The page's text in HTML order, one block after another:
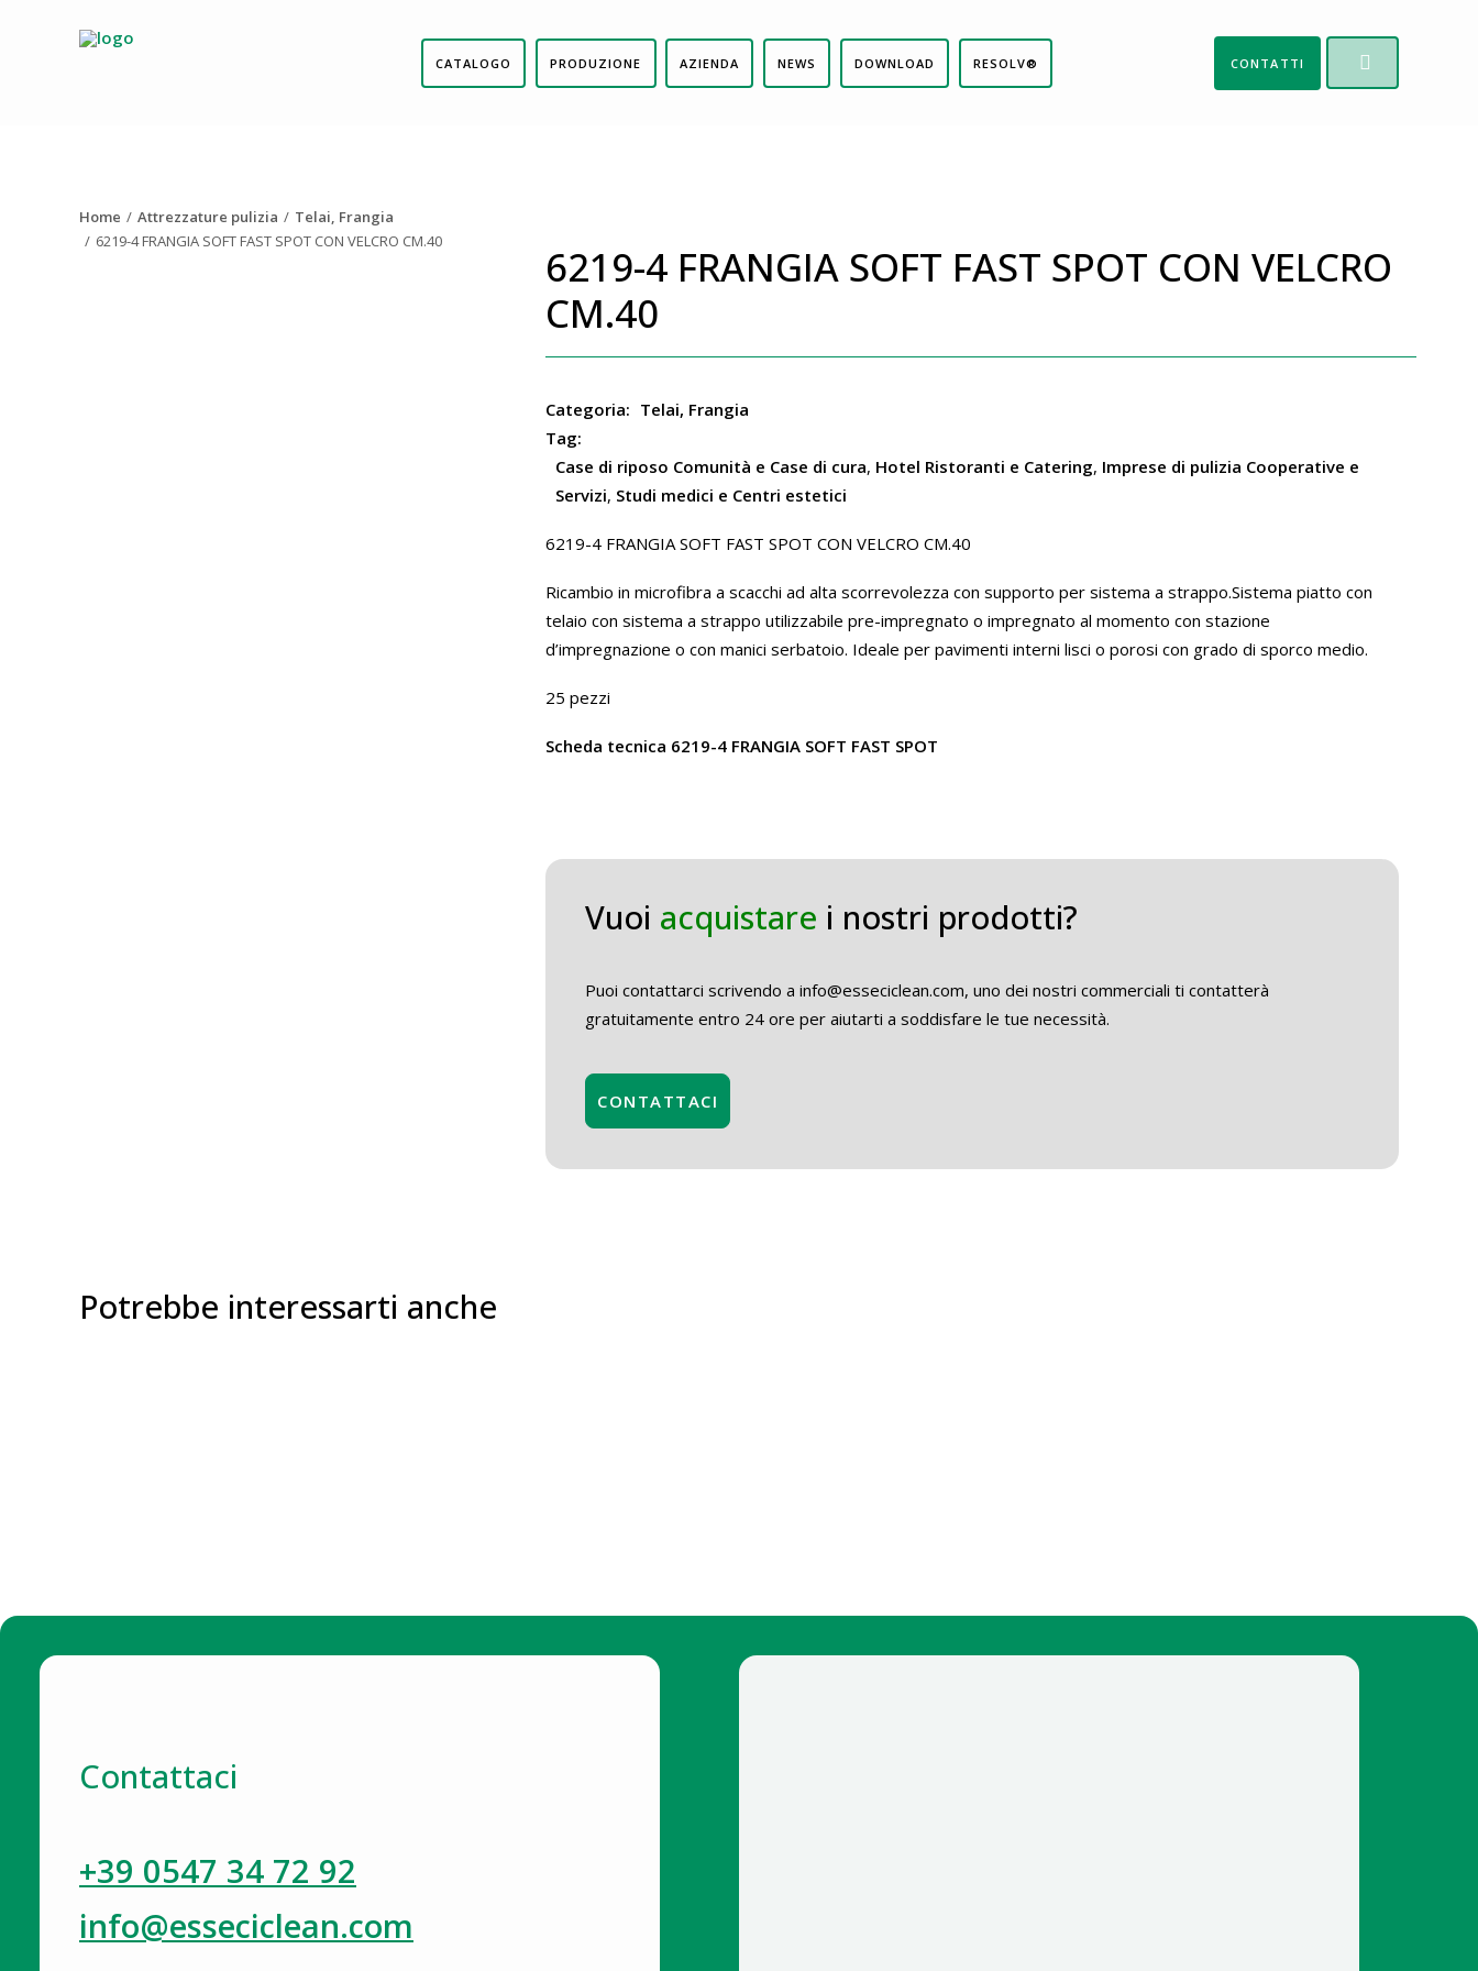
CATALOGO PRODUZIONE AZIENDA NEWS DOWNLOAD RESOLV® CONTATTI
Home Attrezzature pulizia
Telai, Frangia
6219-4 FRANGIA SOFT FAST SPOT CON VELCRO CM.40
6219-4 FRANGIA SOFT FAST SPOT CON VELCRO
CM.40
Categoria: Telai, Frangia
Tag:
Case di riposo Comunità e Case di cura, Hotel Ristoranti e Catering, Imprese di pulizia Cooperative e
Servizi, Studi medici e Centri estetici
6219-4 FRANGIA SOFT FAST SPOT CON VELCRO CM.40
Ricambio in microfibra a scacchi ad alta scorrevolezza con supporto per sistema a strappo.Sistema piatto con
telaio con sistema a strappo utilizzabile pre-impregnato o impregnato al momento con stazione
d’impregnazione o con manici serbatoio. Ideale per pavimenti interni lisci o porosi con grado di sporco medio.
25 pezzi
Scheda tecnica 6219-4 FRANGIA SOFT FAST SPOT
Vuoi acquistare i nostri prodotti?
Puoi contattarci scrivendo a info@esseciclean.com, uno dei nostri commerciali ti contatterà
gratuitamente entro 24 ore per aiutarti a soddisfare le tue necessità.
CONTATTACI
Potrebbe interessarti anche
Contattaci
+39 0547 34 72 92
info@esseciclean.com